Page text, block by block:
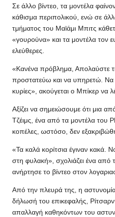
Σε άλλο βίντεο, τα μοντέλα
κάθισμα περιπολικού, ενώ σε
τμήματος του Μαϊάμι Μπιτς
«γουρούνα» και τα μοντέλα τον
ελεύθερες.
«Κανένα πρόβλημα, Απολαύστε
προστατεύω και να υπηρετώ. Να
κυρίες», ακούγεται ο Μπίκερ να
Αξίζει να σημειώσουμε ότι μια
Τζέιμς, ένα από τα μοντέλα του
κοπέλες, ωστόσο, δεν
«Τα καλά κορίτσια έγιναν κακά.
στη φυλακή», σχολιάζει ένα από
ανήρτησε το βίντεο στον
Από την πλευρά της, η
δήλωσή του επικεφαλής,
απαλλαγή καθηκόντων του